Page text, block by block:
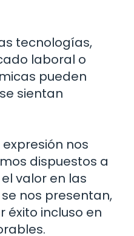
tecnologías,
laboral o
pueden
sientan
nos
dispuestos a
valor en las
nos presentan,
éxito incluso en